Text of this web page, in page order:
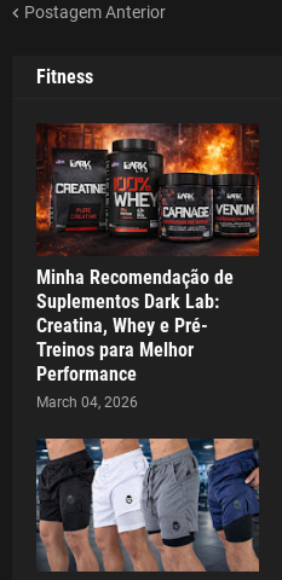
Postagem Anterior
Fitness
Minha Recomendação de
Suplementos Dark Lab:
Creatina, Whey e Pré-
Treinos para Melhor
Performance
March 04, 2026